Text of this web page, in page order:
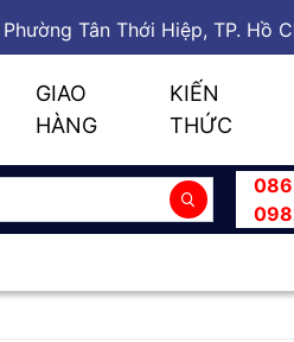
Tân Thới Hiệp, TP. Hồ
GIAO
HÀNG
KIẾN
THỨC